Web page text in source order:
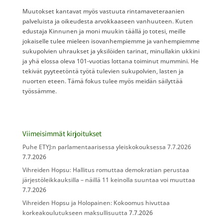
Muutokset kantavat myös vastuuta rintamaveteraanien
palveluista ja oikeudesta arvokkaaseen vanhuuteen. Kuten
edustaja Kinnunen ja moni muukin täällä jo totesi, meille
jokaiselle tulee mieleen isovanhempiemme ja vanhempiemme
sukupolvien uhraukset ja yksilöiden tarinat, minullakin ukkini
ja yhä elossa oleva 101-vuotias lottana toiminut mummini. He
tekivät pyyteetöntä työtä tulevien sukupolvien, lasten ja
nuorten eteen. Tämä fokus tulee myös meidän säilyttää
työssämme.
Viimeisimmät kirjoitukset
Puhe ETYJ:n parlamentaarisessa yleiskokouksessa 7.7.2026
7.7.2026
Vihreiden Hopsu: Hallitus romuttaa demokratian perustaa
järjestöleikkauksilla – näillä 11 keinolla suuntaa voi muuttaa
7.7.2026
Vihreiden Hopsu ja Holopainen: Kokoomus hivuttaa
korkeakoulutukseen maksullisuutta 7.7.2026